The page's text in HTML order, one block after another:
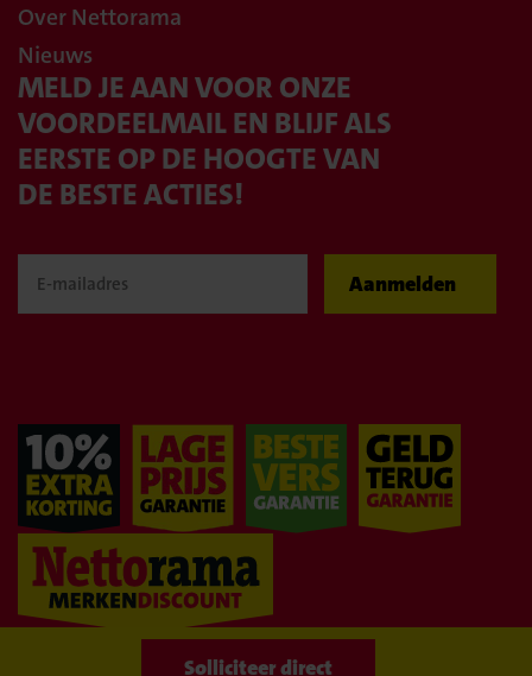
Naar overzicht
Solliciteer directSolliciteer direct
Over Nettorama
Nieuws
MELD JE AAN VOOR ONZE
VOORDEELMAIL EN BLIJF ALS
EERSTE OP DE HOOGTE VAN
DE BESTE ACTIES!
Aanmelden
WIJ BLIJVENGOEDKOOP!